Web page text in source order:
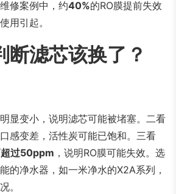
修案例中，约40%的RO膜提前失效
用引起。
断滤芯该换了？
显变小，说明滤芯可能被堵塞。二看
感变差，活性炭可能已饱和。三看
过50ppm ，说明RO膜可能失效。选
的净水器，如一米净水的X2A系列，
。